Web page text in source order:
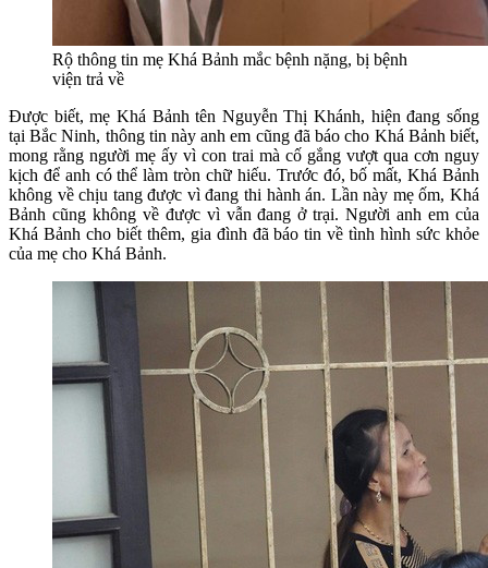
Rộ thông tin mẹ Khá Bảnh mắc bệnh nặng, bị bệnh
viện trả về
Được biết, mẹ Khá Bảnh tên Nguyễn Thị Khánh, hiện đang sống
tại Bắc Ninh, thông tin này anh em cũng đã báo cho Khá Bảnh biết,
mong rằng người mẹ ấy vì con trai mà cố gắng vượt qua cơn nguy
kịch để anh có thể làm tròn chữ hiếu. Trước đó, bố mất, Khá Bảnh
không về chịu tang được vì đang thi hành án. Lần này mẹ ốm, Khá
Bảnh cũng không về được vì vẫn đang ở trại. Người anh em của
Khá Bảnh cho biết thêm, gia đình đã báo tin về tình hình sức khỏe
của mẹ cho Khá Bảnh.